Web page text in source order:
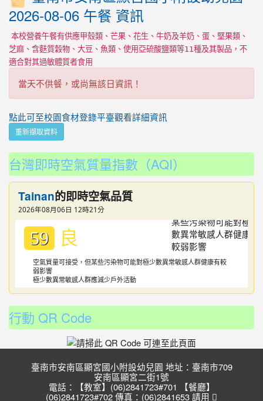
2026-08-06 午餐 資訊
本校營養午餐有供應甲殼類、芒果、花生、牛奶及羊奶、蛋、堅果類、
芝麻、含麩質穀物、大豆、魚類、使用亞硫酸鹽類等11種及其製品，不
適合對其過敏體質者食用
當天不供餐，或尚無該日資訊！
點此可至校園食材登錄平臺觀看詳細資訊
重新擷取資料
台灣即時空氣質量指數（AQI）
Tainan的即時空氣品質
2026年08月06日 12時21分
59 良
空氣質量可接受，但某些污染物可能對極少數異常敏感人群健康有較
弱影響
極少數異常敏感人群應減少戶外活動
行動 QR Code
臺南市安南區顯宮國小附設幼兒園 地址：臺南市709
安南區顯宮二街1號
電話：【教室】(06)2841723#701 【餐廳】
(06)2841723#702 傳真：(06)2841653 請用